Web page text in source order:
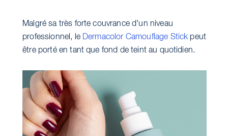
Malgré sa très forte couvrance d'un niveau
professionnel, le Dermacolor Camouflage Stick peut
être porté en tant que fond de teint au quotidien.